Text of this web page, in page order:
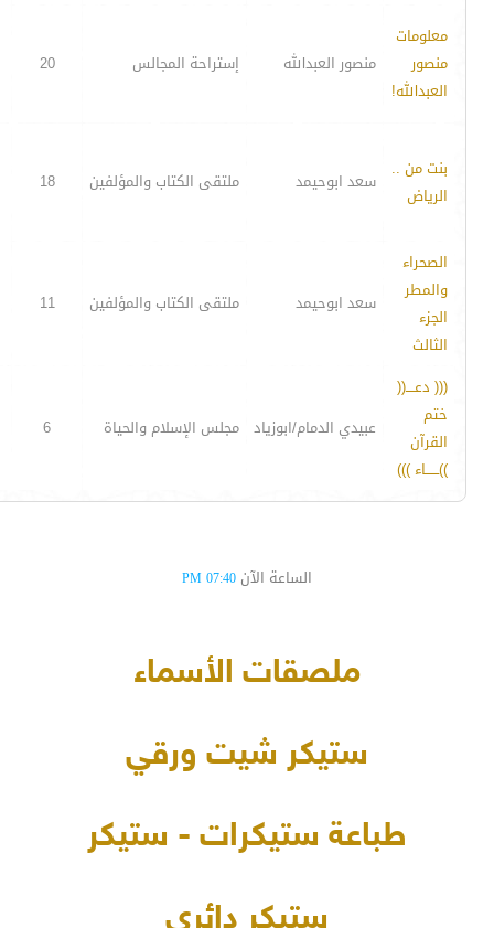
معلومات
منصور
العبدالله!
منصور العبدالله إستراحة المجالس 20
بنت من ..
الرياض
سعد ابوحيمد ملتقى الكتاب والمؤلفين 18
الصحراء
والمطر
الجزء
الثالث
سعد ابوحيمد ملتقى الكتاب والمؤلفين 11
((( دعــــ((
ختم
القرآن
))ــــــاء )))
عبيدي الدمام/ابوزياد مجلس الإسلام والحياة 6
الساعة الآن 07:40 PM
ملصقات الأسماء
ستيكر شيت ورقي
طباعة ستيكرات - ستيكر
ستيكر دائري